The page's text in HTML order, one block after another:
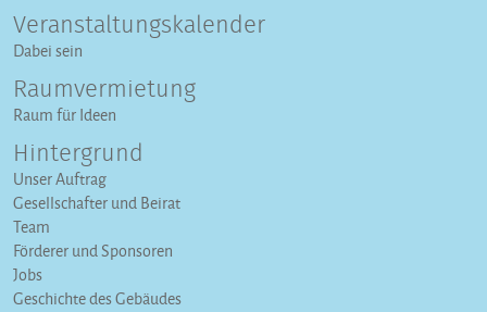
Veranstaltungs­kalender
Dabei sein
Raumvermietung
Raum für Ideen
Hintergrund
Unser Auftrag
Gesellschafter und Beirat
Team
Förderer und Sponsoren
Jobs
Geschichte des Gebäudes